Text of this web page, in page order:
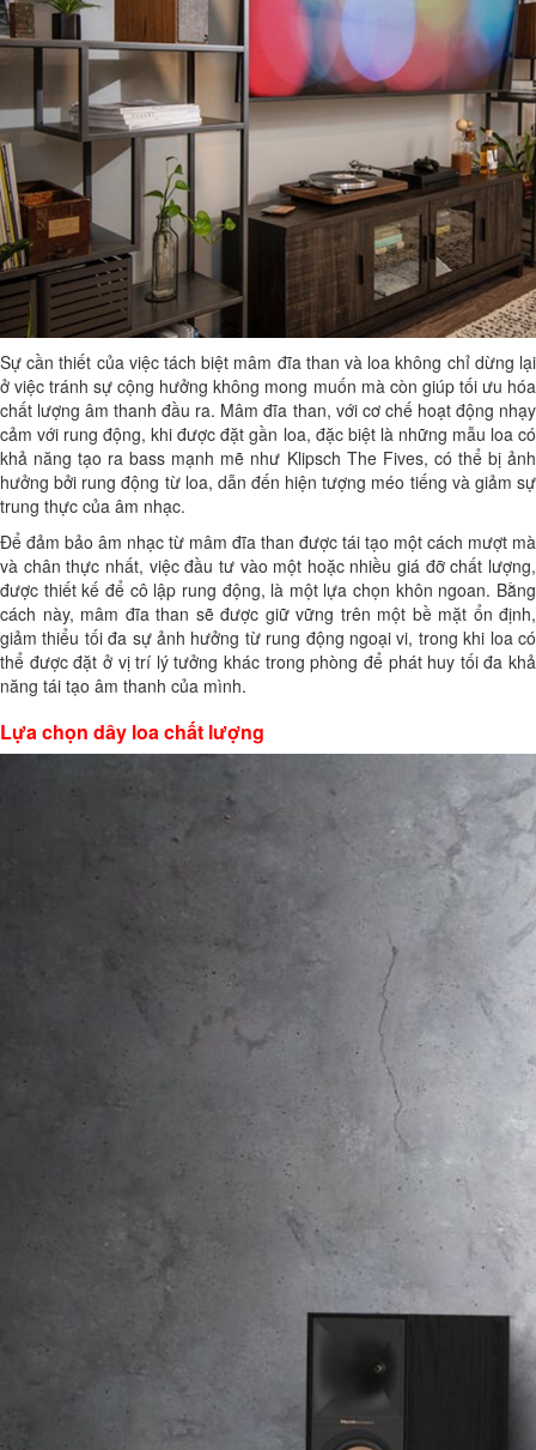
Sự cần thiết của việc tách biệt mâm đĩa than và loa không chỉ dừng lại
ở việc tránh sự cộng hưởng không mong muốn mà còn giúp tối ưu hóa
chất lượng âm thanh đầu ra. Mâm đĩa than, với cơ chế hoạt động nhạy
cảm với rung động, khi được đặt gần loa, đặc biệt là những mẫu loa có
khả năng tạo ra bass mạnh mẽ như Klipsch The Fives, có thể bị ảnh
hưởng bởi rung động từ loa, dẫn đến hiện tượng méo tiếng và giảm sự
trung thực của âm nhạc.
Để đảm bảo âm nhạc từ mâm đĩa than được tái tạo một cách mượt mà
và chân thực nhất, việc đầu tư vào một hoặc nhiều giá đỡ chất lượng,
được thiết kế để cô lập rung động, là một lựa chọn khôn ngoan. Bằng
cách này, mâm đĩa than sẽ được giữ vững trên một bề mặt ổn định,
giảm thiểu tối đa sự ảnh hưởng từ rung động ngoại vi, trong khi loa có
thể được đặt ở vị trí lý tưởng khác trong phòng để phát huy tối đa khả
năng tái tạo âm thanh của mình.
Lựa chọn dây loa chất lượng